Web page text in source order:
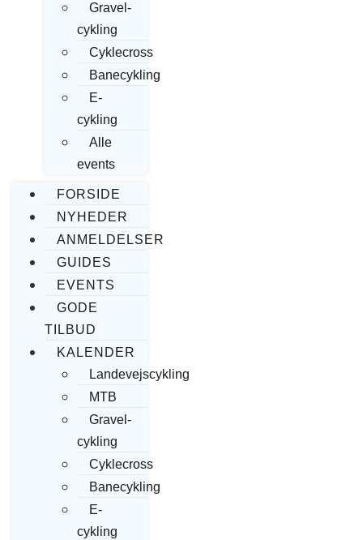
Gravel-
cykling
Cyklecross
Banecykling
E-
cykling
Alle
events
FORSIDE
NYHEDER
ANMELDELSER
GUIDES
EVENTS
GODE
TILBUD
KALENDER
Landevejscykling
MTB
Gravel-
cykling
Cyklecross
Banecykling
E-
cykling